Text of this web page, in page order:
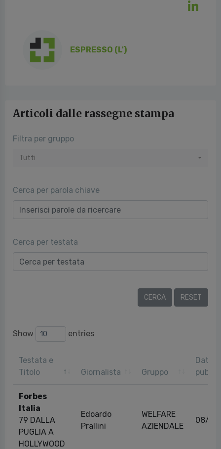
ESPRESSO (L')
Articoli dalle rassegne stampa
Filtra per gruppo
Tutti
Cerca per parola chiave
Cerca per testata
Show entries
Testata e
Titolo
Giornalista Gruppo
Data
Forbes
Italia
79 DALLA
PUGLIA A
HOLLYWOOD
Edoardo
Prallini
WELFARE
AZIENDALE
08/